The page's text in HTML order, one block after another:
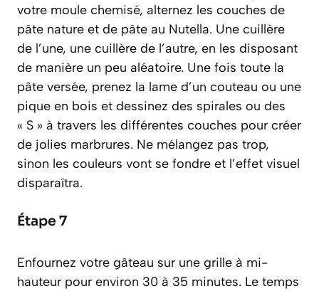
votre moule chemisé, alternez les couches de
pâte nature et de pâte au Nutella. Une cuillère
de l’une, une cuillère de l’autre, en les disposant
de manière un peu aléatoire. Une fois toute la
pâte versée, prenez la lame d’un couteau ou une
pique en bois et dessinez des spirales ou des
« S » à travers les différentes couches pour créer
de jolies marbrures. Ne mélangez pas trop,
sinon les couleurs vont se fondre et l’effet visuel
disparaîtra.
Étape 7
Enfournez votre gâteau sur une grille à mi-
hauteur pour environ 30 à 35 minutes. Le temps